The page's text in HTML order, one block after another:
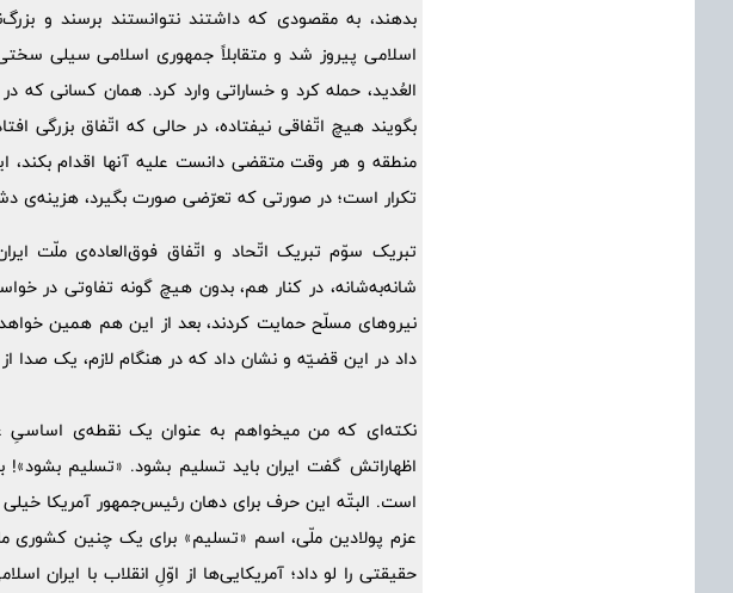
بدهند، به مقصودی که داشتند نتوانستند برسند و
اسلامی پیروز شد و متقابلاً جمهوری اسلامی سیلی سختی
العُدید، حمله کرد و خساراتی وارد کرد. همان کسانی که
بگویند هیچ اتّفاقی نیفتاده، در حالی که اتّفاق بزرگی
منطقه و هر وقت متقضی دانست علیه آنها اقدام
تکرار است؛ در صورتی که تعرّضی صورت بگیرد، هزینه‌ی
تبریک سوّم تبریک اتّحاد و اتّفاق فوق‌العاده‌ی ملّت
شانه‌به‌شانه، در کنار هم، بدون هیچ گونه تفاوتی در
نیروهای مسلّح حمایت کردند، بعد از این هم همین
داد در این قضیّه و نشان داد که در هنگام لازم، یک صدا
نکته‌ای که من میخواهم به عنوان یک نقطه‌ی اساسیِ
اظهاراتش گفت ایران باید تسلیم بشود. «تسلیم
است. البتّه این حرف برای دهان رئیس‌جمهور آمریکا خیلی
عزم پولادین ملّی، اسم «تسلیم» برای یک چنین کشوری
حقیقتی را لو داد؛ آمریکایی‌ها از اوّلِ انقلاب با ایران